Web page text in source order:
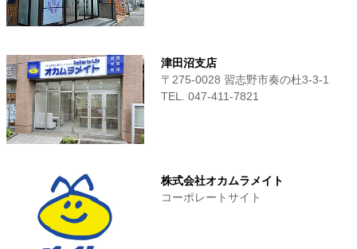
津田沼支店
〒275-0028 習志野市奏の杜3-3-1
TEL. 047-411‐7821
株式会社オカムラメイト
コーポレートサイト